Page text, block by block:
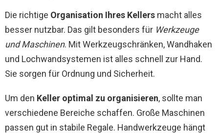
Die richtige Organisation Ihres Kellers macht alles
besser nutzbar. Das gilt besonders für Werkzeuge
und Maschinen. Mit Werkzeugschränken, Wandhaken
und Lochwandsystemen ist alles schnell zur Hand.
Sie sorgen für Ordnung und Sicherheit.
Um den Keller optimal zu organisieren, sollte man
verschiedene Bereiche schaffen. Große Maschinen
passen gut in stabile Regale. Handwerkzeuge hängt